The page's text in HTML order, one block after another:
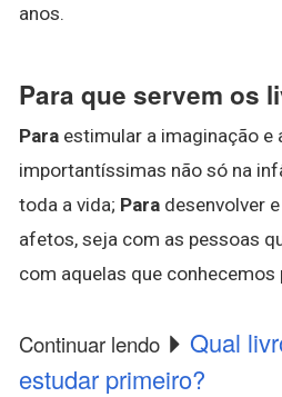
anos.
Para que servem os
Para estimular a imaginação e
importantíssimas não só na
toda a vida; Para desenvolver
afetos, seja com as pessoas
com aquelas que conhecemos
Continuar lendo
Qual
estudar primeiro?